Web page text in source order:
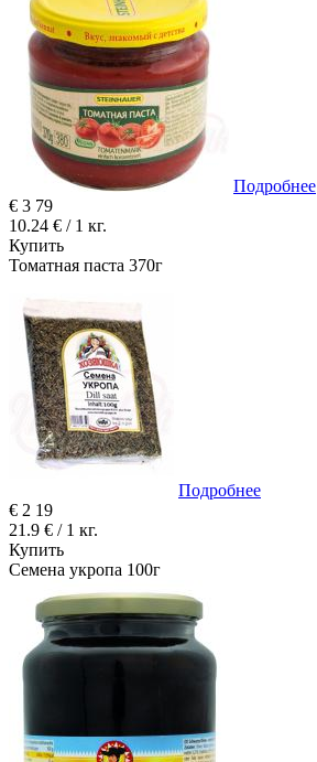
Подробнее
€ 3 79
10.24 € / 1 кг.
Купить
Томатная паста 370г
Подробнее
€ 2 19
21.9 € / 1 кг.
Купить
Семена укропа 100г